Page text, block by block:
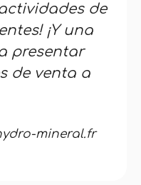
de
¡Y una
presentar
de venta a
mineral.fr